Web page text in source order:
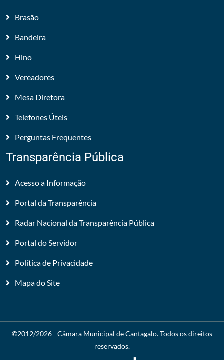
Brasão
Bandeira
Hino
Vereadores
Mesa Diretora
Telefones Úteis
Perguntas Frequentes
Transparência Pública
Acesso a Informação
Portal da Transparência
Radar Nacional da Transparência Pública
Portal do Servidor
Política de Privacidade
Mapa do Site
©2012/2026 -Câmara Municipal de Cantagalo. Todos os direitos
reservados.